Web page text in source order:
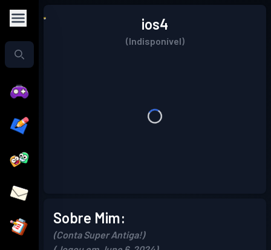
ios4
(Indisponível)
Sobre Mim:
(Conta Super Antiga!)